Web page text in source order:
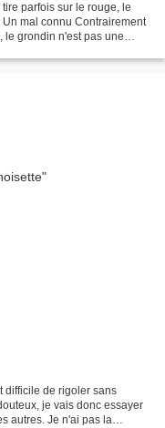
parfois sur le rouge, le
mal connu Contrairement
le grondin n'est pas une
difficile de rigoler sans
je vais donc essayer
autres. Je n'ai pas la